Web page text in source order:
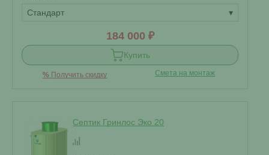
Стандарт
▾
184 000 ₽
Купить
% Получить скидку Смета на монтаж
Септик Гринлос Эко 20